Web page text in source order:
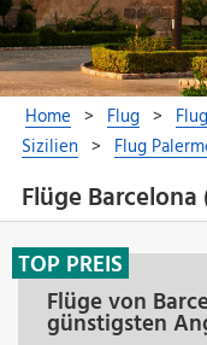
Flüge
Flüge von
günstigsten
TOP PREIS